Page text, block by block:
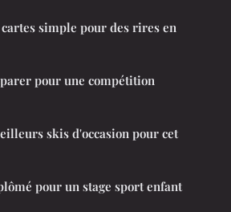
simple pour des rires en
pour une compétition
skis d'occasion pour cet
pour un stage sport enfant